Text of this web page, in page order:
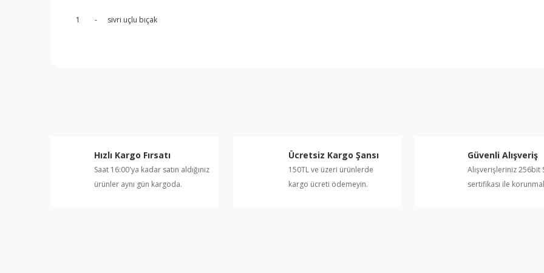
1 - sivri uçlu bıçak
Ürün fiyatı diğer sitelerden daha pahalı.
Hızlı Kargo Fırsatı
Saat 16:00'ya kadar satın aldığınız
ürünler aynı gün kargoda.
Ücretsiz Kargo Şansı
150TL ve üzeri ürünlerde
kargo ücreti ödemeyin.
Güvenli Alışveriş
Alışverişleriniz 256bit
sertifikası ile